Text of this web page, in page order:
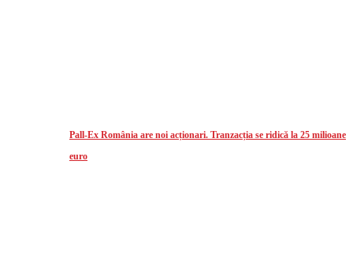
Pall-Ex România are noi acționari. Tranzacția se ridică la 25 milioane
euro